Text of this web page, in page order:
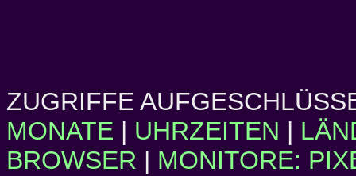
ZUGRIFFE
MONATE | UHRZEITEN |
BROWSER | MONITORE: